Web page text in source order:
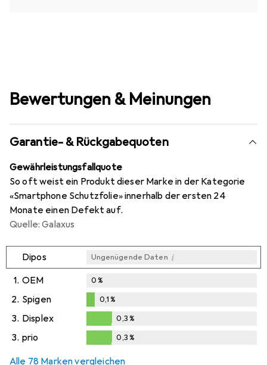
Bewertungen & Meinungen
Garantie- & Rückgabequoten
Gewährleistungsfallquote
So oft weist ein Produkt dieser Marke in der Kategorie
«Smartphone Schutzfolie» innerhalb der ersten 24
Monate einen Defekt auf.
Quelle: Galaxus
Dipos Ungenügende Daten i
1. OEM 0%
2. Spigen
%
0,1%
3. Displex
0,3%
0,3%
3. prio 0,3%
Alle 78 Marken vergleichen